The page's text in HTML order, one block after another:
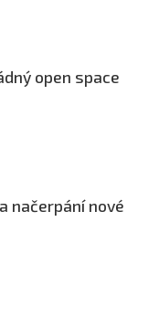
open space
načerpání nové